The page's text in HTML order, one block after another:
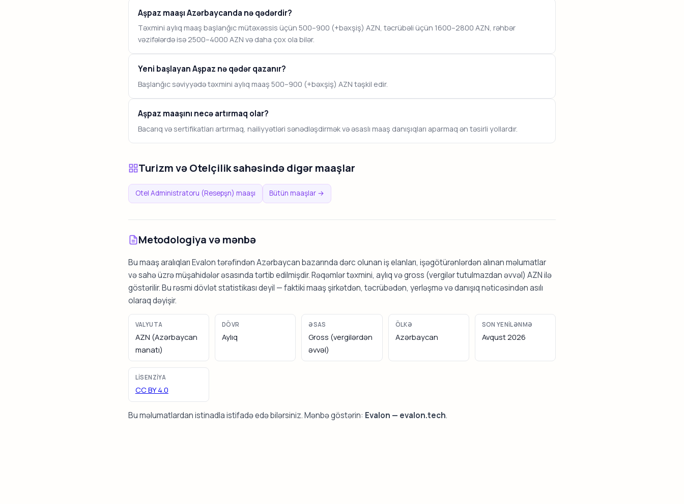
Aşpaz maaşı Azərbaycanda nə qədərdir?
Təxmini aylıq maaş başlanğıc mütəxəssis üçün 500–900 (+bəxşiş) AZN, təcrübəli üçün 1600–2800 AZN, rəhbər
vəzifələrdə isə 2500–4000 AZN və daha çox ola bilər.
Yeni başlayan Aşpaz nə qədər qazanır?
Başlanğıc səviyyədə təxmini aylıq maaş 500–900 (+bəxşiş) AZN təşkil edir.
Aşpaz maaşını necə artırmaq olar?
Bacarıq və sertifikatları artırmaq, nailiyyətləri sənədləşdirmək və əsaslı maaş danışıqları aparmaq ən təsirli yollardır.
Turizm və Otelçilik sahəsində digər maaşlar
Otel Administratoru (Resepşn) maaşı Bütün maaşlar →
Metodologiya və mənbə
Bu maaş aralıqları Evalon tərəfindən Azərbaycan bazarında dərc olunan iş elanları, işəgötürənlərdən alınan məlumatlar
və sahə üzrə müşahidələr əsasında tərtib edilmişdir. Rəqəmlər təxmini, aylıq və gross (vergilər tutulmazdan əvvəl) AZN ilə
göstərilir. Bu rəsmi dövlət statistikası deyil — faktiki maaş şirkətdən, təcrübədən, yerləşmə və danışıq nəticəsindən asılı
olaraq dəyişir.
VALYUTA
AZN (Azərbaycan
manatı)
DÖVR
Aylıq
ƏSAS
Gross (vergilərdən
əvvəl)
ÖLKƏ
Azərbaycan
SON YENILƏNMƏ
Avqust 2026
LISENZIYA
CC BY 4.0
Bu məlumatlardan istinadla istifadə edə bilərsiniz. Mənbə göstərin: Evalon — evalon.tech.